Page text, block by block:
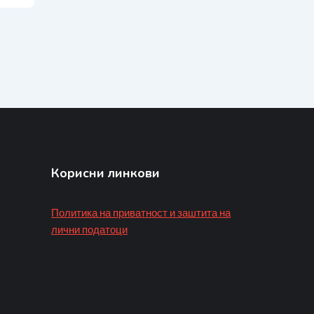
Корисни линкови
Политика на приватност и заштита на
лични податоци